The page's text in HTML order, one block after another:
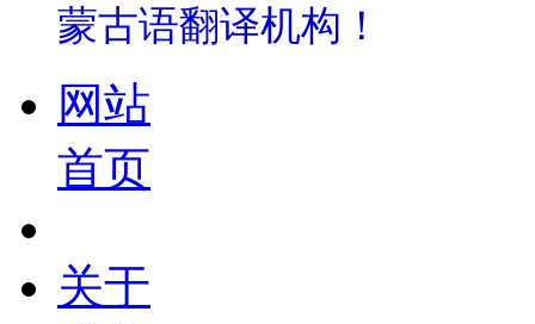
蒙古语翻译机构！
网站
首页
关于